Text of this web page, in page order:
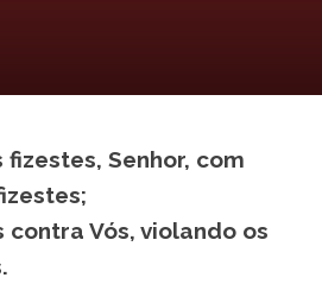
Senhor, com
Vós, violando os